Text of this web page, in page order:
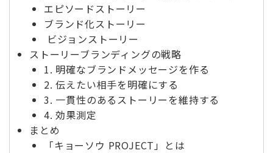
エピソードストーリー
ブランド化ストーリー
ビジョンストーリー
ストーリーブランディングの戦略
1. 明確なブランドメッセージを作る
2. 伝えたい相手を明確にする
3. 一貫性のあるストーリーを維持する
4. 効果測定
まとめ
「キョーソウ PROJECT」とは